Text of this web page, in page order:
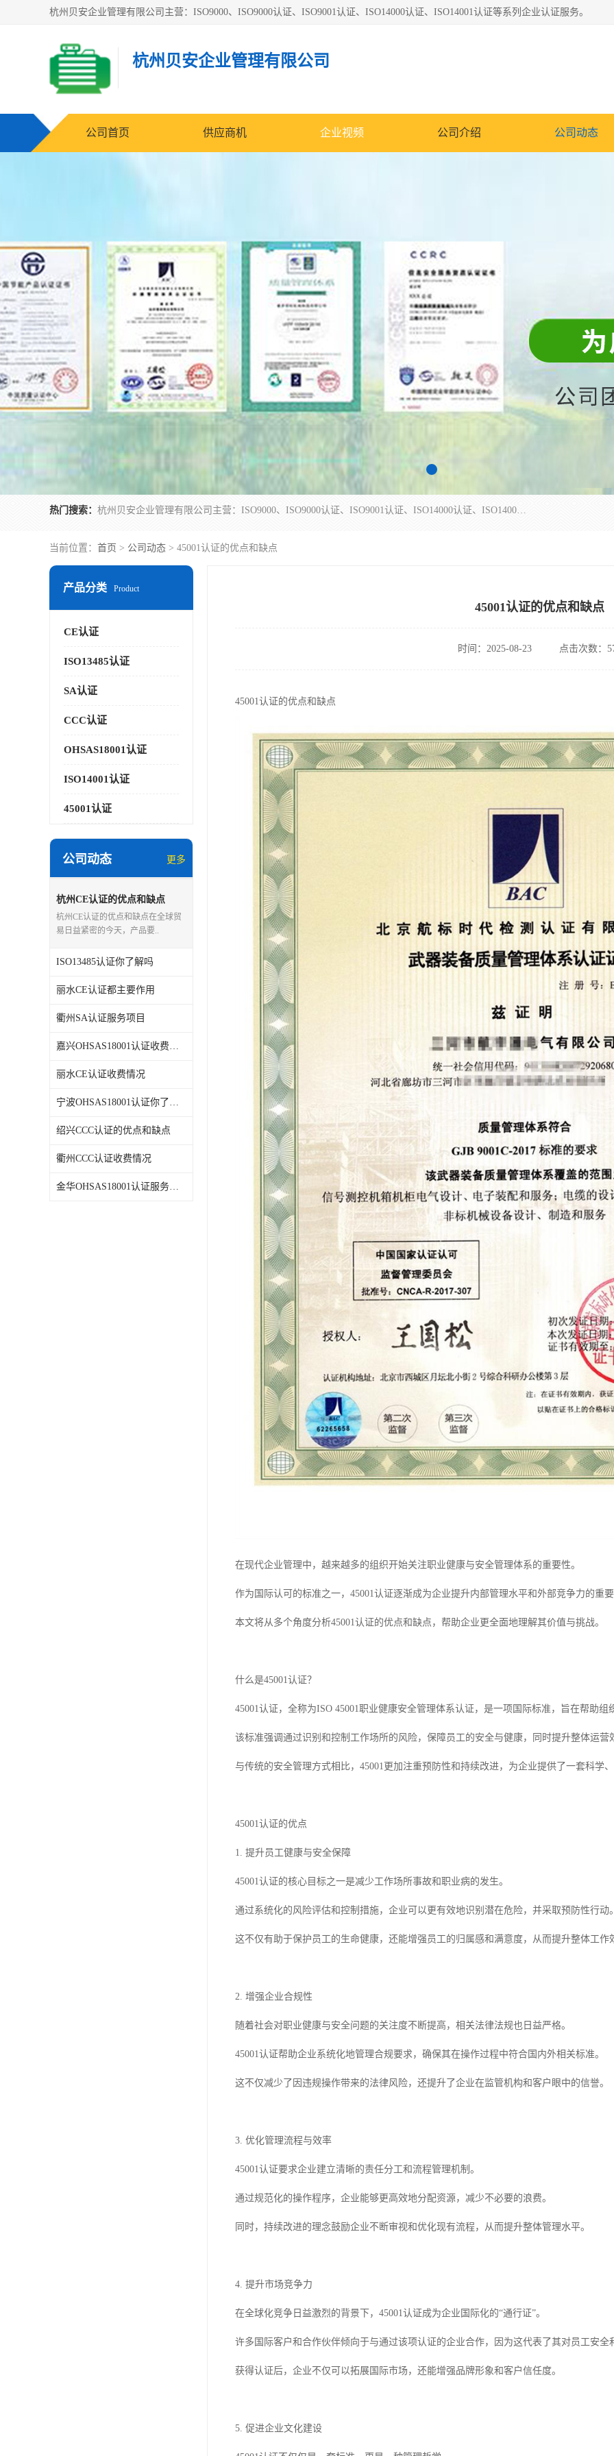
杭州贝安企业管理有限公司主营：ISO9000、ISO9000认证、ISO9001认证、ISO14000认证、ISO14001认证等系列企业认证服务。
杭州贝安企业管理有限公司
公司首页 供应商机 企业视频 公司介绍 公司动态
热门搜索： 杭州贝安企业管理有限公司主营：ISO9000、ISO9000认证、ISO9001认证、ISO14000认证、ISO14001认证等系列企业认证服务。
当前位置： 首页 > 公司动态 > 45001认证的优点和缺点
产品分类 Product
CE认证
ISO13485认证
SA认证
CCC认证
OHSAS18001认证
ISO14001认证
45001认证
公司动态 更多
杭州CE认证的优点和缺点
杭州CE认证的优点和缺点在全球贸
易日益紧密的今天，产品要..
ISO13485认证你了解吗
丽水CE认证都主要作用
衢州SA认证服务项目
嘉兴OHSAS18001认证收费情况
丽水CE认证收费情况
宁波OHSAS18001认证你了解吗
绍兴CCC认证的优点和缺点
衢州CCC认证收费情况
金华OHSAS18001认证服务项目
45001认证的优点和缺点
时间：2025-08-23 点击次数：
45001认证的优点和缺点
在现代企业管理中，越来越多的组织开始关注职业健康与安全管理体系的重要性。
作为国际认可的标准之一，45001认证逐渐成为企业提升内部管理水平和外部竞争力的重
本文将从多个角度分析45001认证的优点和缺点，帮助企业更全面地理解其价值与挑战。
什么是45001认证？
45001认证，全称为ISO 45001职业健康安全管理体系认证，是一项国际标准，旨在帮助
该标准强调通过识别和控制工作场所的风险，保障员工的安全与健康，同时提升整体运营
与传统的安全管理方式相比，45001更加注重预防性和持续改进，为企业提供了一套科学
45001认证的优点
1. 提升员工健康与安全保障
45001认证的核心目标之一是减少工作场所事故和职业病的发生。
通过系统化的风险评估和控制措施，企业可以更有效地识别潜在危险，并采取预防性行动
这不仅有助于保护员工的生命健康，还能增强员工的归属感和满意度，从而提升整体工作
2. 增强企业合规性
随着社会对职业健康与安全问题的关注度不断提高，相关法律法规也日益严格。
45001认证帮助企业系统化地管理合规要求，确保其在操作过程中符合国内外相关标准。
这不仅减少了因违规操作带来的法律风险，还提升了企业在监管机构和客户眼中的信誉。
3. 优化管理流程与效率
45001认证要求企业建立清晰的责任分工和流程管理机制。
通过规范化的操作程序，企业能够更高效地分配资源，减少不必要的浪费。
同时，持续改进的理念鼓励企业不断审视和优化现有流程，从而提升整体管理水平。
4. 提升市场竞争力
在全球化竞争日益激烈的背景下，45001认证成为企业国际化的“通行证”。
许多国际客户和合作伙伴倾向于与通过该项认证的企业合作，因为这代表了其对员工安全
获得认证后，企业不仅可以拓展国际市场，还能增强品牌形象和客户信任度。
5. 促进企业文化建设